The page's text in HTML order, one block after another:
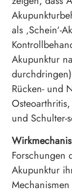
als ‚Schein‘-
Akupunktur
Rücken- und
und Schulter-
Forschungen
Akupunktur